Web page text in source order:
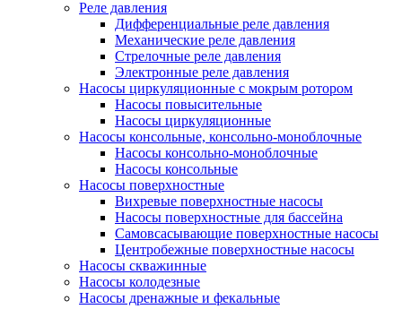
Реле давления
Дифференциальные реле давления
Механические реле давления
Стрелочные реле давления
Электронные реле давления
Насосы циркуляционные с мокрым ротором
Насосы повысительные
Насосы циркуляционные
Насосы консольные, консольно-моноблочные
Насосы консольно-моноблочные
Насосы консольные
Насосы поверхностные
Вихревые поверхностные насосы
Насосы поверхностные для бассейна
Самовсасывающие поверхностные насосы
Центробежные поверхностные насосы
Насосы скважинные
Насосы колодезные
Насосы дренажные и фекальные